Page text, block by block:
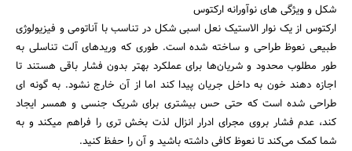
شکل و ویژگی های نوآورانه ارکتوس
ارکتوس از یک نوار الاستیک نعل اسبی شکل در تناسب با آناتومی و فیزیولوژی
طبیعی نعوظ طراحی و ساخته شده است. طوری که وریدهای آلت تناسلی به
طور مطلوب محدود و شریان‌ها برای عملکرد بهتر بدون فشار باقی هستند تا
اجازه دهند خون به داخل جریان پیدا کند اما از آن خارج نشود. به گونه ای
طراحی شده است که حتی حس بیشتری برای شریک جنسی و همسر ایجاد
کند، عدم فشار بروی مجرای ادرار انزال لذت بخش تری را فراهم میکند و به
شما کمک می‌کند تا نعوظ کافی داشته باشید و آن را حفظ کنید.